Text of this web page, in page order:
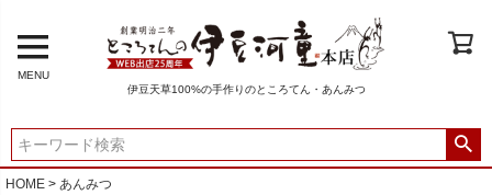
MENU
伊豆天草100%の手作りのところてん・あんみつ
HOME
あんみつ